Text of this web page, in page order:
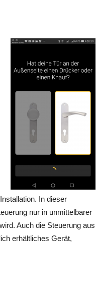
In dieser
nur in unmittelbarer
Auch die Steuerung aus
erhältliches Gerät,